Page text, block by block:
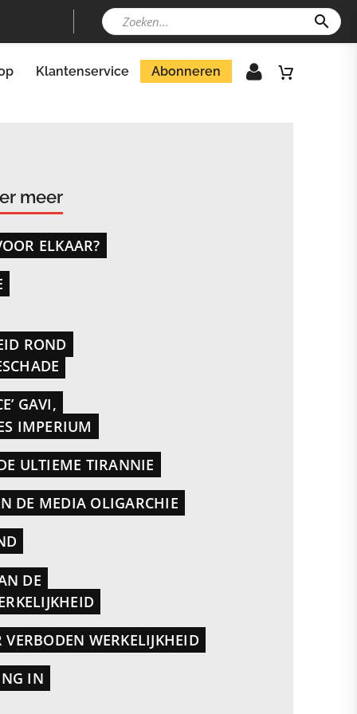
Klantenservice Abonneren
meer
ELKAAR?
ROND
GAVI,
IMPERIUM
ULTIEME TIRANNIE
DE MEDIA OLIGARCHIE
DE
WERKELIJKHEID
IN